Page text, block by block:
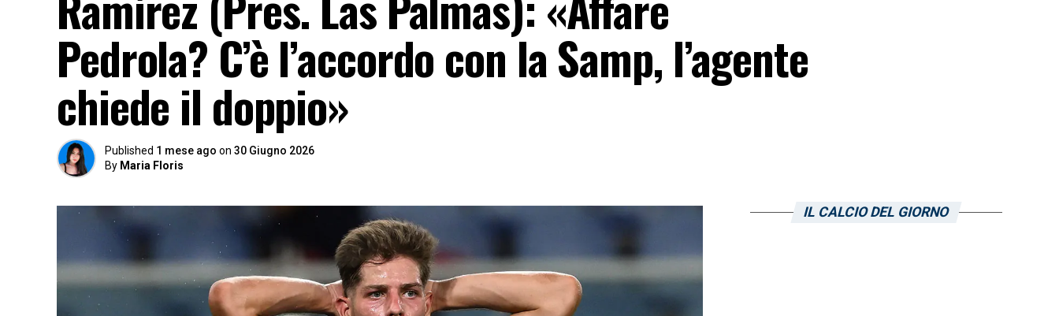
Pedrola? C’è l’accordo con la Samp, l’agente
chiede il doppio»
Published 1 mese ago on 30 Giugno 2026
By Maria Floris
IL CALCIO DEL GIORNO